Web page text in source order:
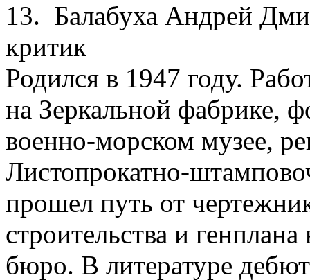
13. Балабуха Андрей
критик
Родился в 1947 году.
на Зеркальной фабрике,
военно-морском музее,
Листопрокатно-
прошел путь от
строительства и
бюро. В литературе